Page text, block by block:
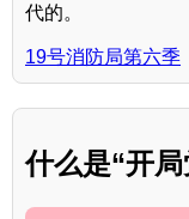
代的。
19号消防局第六季
什么是“开